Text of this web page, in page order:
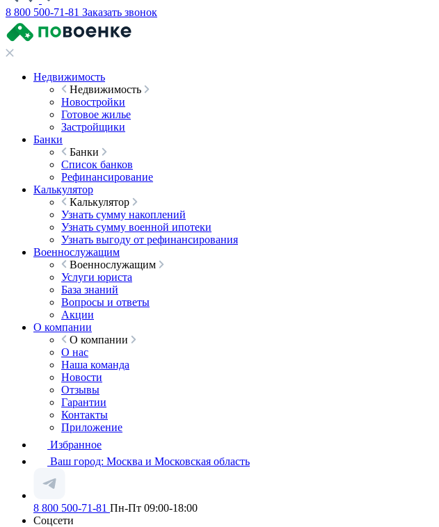
8 800 500-71-81 Заказать звонок
Недвижимость
Недвижимость
Новостройки
Готовое жилье
Застройщики
Банки
Банки
Список банков
Рефинансирование
Калькулятор
Калькулятор
Узнать сумму накоплений
Узнать сумму военной ипотеки
Узнать выгоду от рефинансирования
Военнослужащим
Военнослужащим
Услуги юриста
База знаний
Вопросы и ответы
Акции
О компании
О компании
О нас
Наша команда
Новости
Отзывы
Гарантии
Контакты
Приложение
Избранное
Ваш город: Москва и Московская область
8 800 500-71-81 Пн-Пт 09:00-18:00
Соцсети